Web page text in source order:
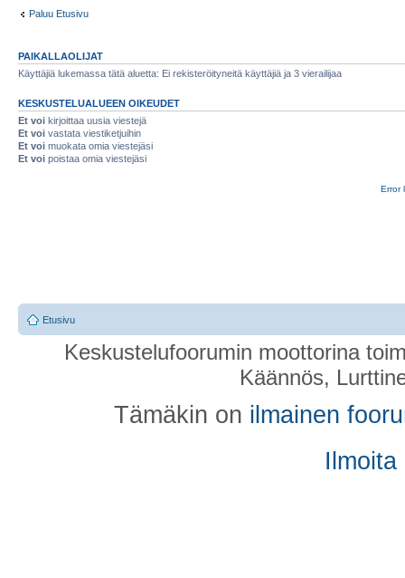
Paluu Etusivu
PAIKALLAOLIJAT
Käyttäjiä lukemassa tätä aluetta: Ei rekisteröityneitä käyttäjiä ja 3 vierailijaa
KESKUSTELUALUEEN OIKEUDET
Et voi kirjoittaa uusia viestejä
Et voi vastata viestiketjuihin
Et voi muokata omia viestejäsi
Et voi poistaa omia viestejäsi
Error
Etusivu
Keskustelufoorumin moottorina
Käännös,
Tämäkin on ilmainen